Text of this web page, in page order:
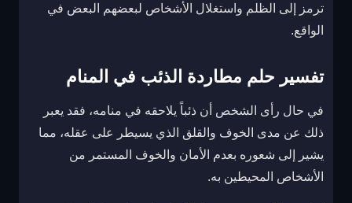
ترمز إلى الظلم واستغلال الأشخاص لبعضهم البعض في
الواقع.
تفسير حلم مطاردة الذئب في المنام
في حال رأى الشخص أن ذئباً يلاحقه في منامه، فقد يعبر
ذلك عن مدى الخوف والقلق الذي يسيطر على عقله، مما
يشير إلى شعوره بعدم الأمان والخوف المستمر من
الأشخاص المحيطين به.